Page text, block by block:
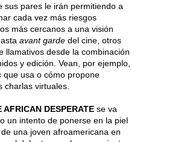
sus pares le irán permitiendo a
cada vez más riesgos
más cercanos a una visión
avant garde del cine, otros
llamativos desde la combinación
y edición. Vean, por ejemplo,
que usa o cómo propone
charlas virtuales.
AFRICAN DESPERATE se va
un intento de ponerse en la piel
una joven afroamericana en